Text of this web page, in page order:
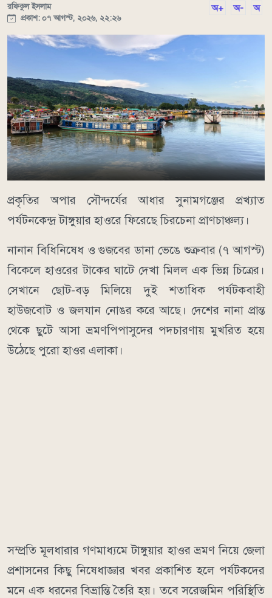
রফিকুল ইসলাম
প্রকাশ: ০৭ আগস্ট, ২০২৬, ২২:২৬
অ+ অ- অ
​প্রকৃতির অপার সৌন্দর্যের আধার সুনামগঞ্জের প্রখ্যাত
পর্যটনকেন্দ্র টাঙ্গুয়ার হাওরে ফিরেছে চিরচেনা প্রাণচাঞ্চল্য।
নানান বিধিনিষেধ ও গুজবের ডানা ভেঙে শুক্রবার (৭ আগস্ট)
বিকেলে হাওরের টাকের ঘাটে দেখা মিলল এক ভিন্ন চিত্রের।
সেখানে ছোট-বড় মিলিয়ে দুই শতাধিক পর্যটকবাহী
হাউজবোট ও জলযান নোঙর করে আছে। দেশের নানা প্রান্ত
থেকে ছুটে আসা ভ্রমণপিপাসুদের পদচারণায় মুখরিত হয়ে
উঠেছে পুরো হাওর এলাকা।
​সম্প্রতি মূলধারার গণমাধ্যমে টাঙ্গুয়ার হাওর ভ্রমণ নিয়ে জেলা
প্রশাসনের কিছু নিষেধাজ্ঞার খবর প্রকাশিত হলে পর্যটকদের
মনে এক ধরনের বিভ্রান্তি তৈরি হয়। তবে সরেজমিন পরিস্থিতি